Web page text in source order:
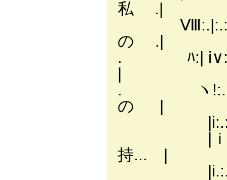
私 .|
の .|
. ﾊ:|
|
. ヽ!:.ヽ
の |
|i:.:.i:.:
|ｉ
持... |
|i.:.:l/.三